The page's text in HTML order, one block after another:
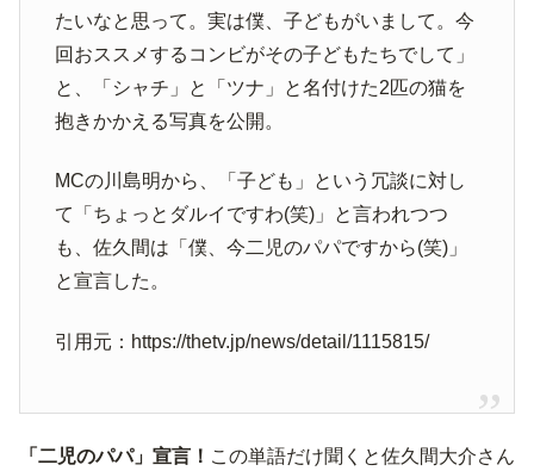
たいなと思って。実は僕、子どもがいまして。今
回おススメするコンビがその子どもたちでして」
と、「シャチ」と「ツナ」と名付けた2匹の猫を
抱きかかえる写真を公開。
MCの川島明から、「子ども」という冗談に対し
て「ちょっとダルイですわ(笑)」と言われつつ
も、佐久間は「僕、今二児のパパですから(笑)」
と宣言した。
引用元：https://thetv.jp/news/detail/1115815/
「二児のパパ」宣言！ この単語だけ聞くと佐久間大介さん